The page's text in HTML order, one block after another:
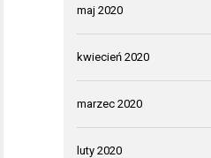
maj 2020
kwiecień 2020
marzec 2020
luty 2020